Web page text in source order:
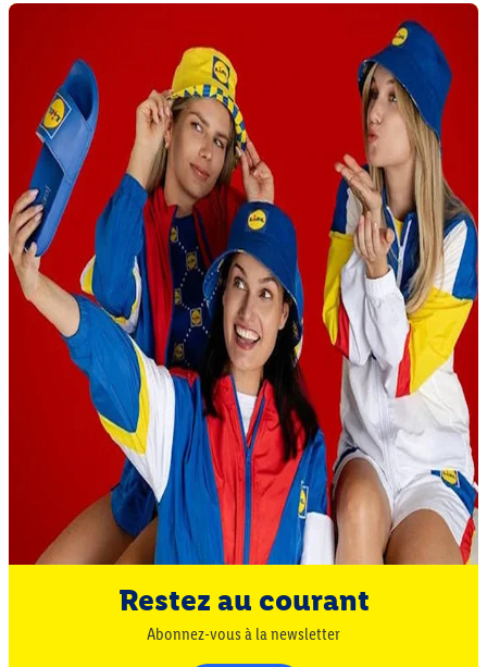
Restez au courant
Abonnez-vous à la newsletter